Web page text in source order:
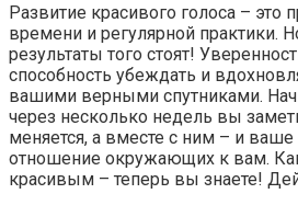
Развитие красивого голоса – это
времени и регулярной практики.
результаты того стоят!
способность убеждать и
вашими верными спутниками.
через несколько недель вы
меняется, а вместе с ним – и
отношение окружающих к вам.
красивым – теперь вы знаете!